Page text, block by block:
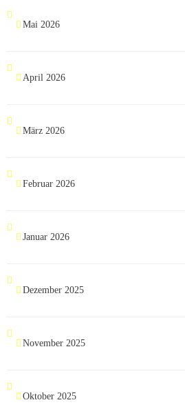
Mai 2026
April 2026
März 2026
Februar 2026
Januar 2026
Dezember 2025
November 2025
Oktober 2025